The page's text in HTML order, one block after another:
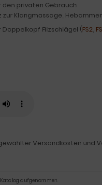
privaten Gebrauch
Klangmassage,
Filzschlägel (FS2,
Versandkosten und
Katalog aufgenommen.